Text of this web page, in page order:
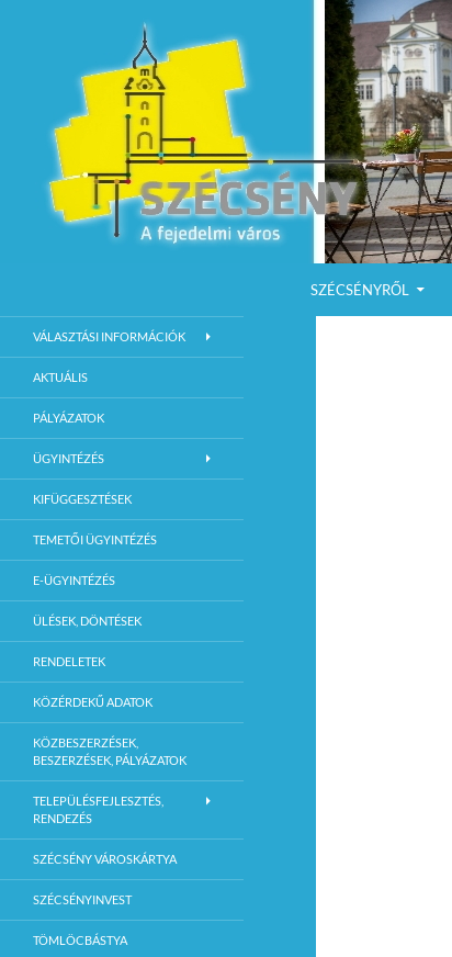
SZÉCSÉNYRŐL
Szécsény Város Hivatalos Weboldala
VÁLASZTÁSI INFORMÁCIÓK
AKTUÁLIS
PÁLYÁZATOK
ÜGYINTÉZÉS
KIFÜGGESZTÉSEK
TEMETŐI ÜGYINTÉZÉS
E-ÜGYINTÉZÉS
ÜLÉSEK, DÖNTÉSEK
RENDELETEK
KÖZÉRDEKŰ ADATOK
KÖZBESZERZÉSEK,
BESZERZÉSEK, PÁLYÁZATOK
TELEPÜLÉSFEJLESZTÉS,
RENDEZÉS
SZÉCSÉNY VÁROSKÁRTYA
SZÉCSÉNYINVEST
TÖMLÖCBÁSTYA